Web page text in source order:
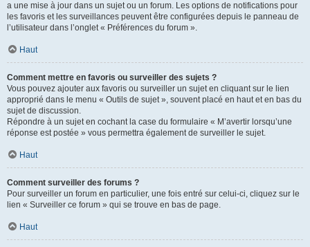
a une mise à jour dans un sujet ou un forum. Les options de notifications pour
les favoris et les surveillances peuvent être configurées depuis le panneau de
l’utilisateur dans l’onglet « Préférences du forum ».
Haut
Comment mettre en favoris ou surveiller des sujets ?
Vous pouvez ajouter aux favoris ou surveiller un sujet en cliquant sur le lien
approprié dans le menu « Outils de sujet », souvent placé en haut et en bas du
sujet de discussion.
Répondre à un sujet en cochant la case du formulaire « M’avertir lorsqu’une
réponse est postée » vous permettra également de surveiller le sujet.
Haut
Comment surveiller des forums ?
Pour surveiller un forum en particulier, une fois entré sur celui-ci, cliquez sur le
lien « Surveiller ce forum » qui se trouve en bas de page.
Haut